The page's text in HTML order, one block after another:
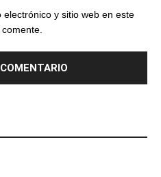
y sitio web en este